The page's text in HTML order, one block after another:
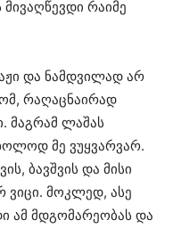
რაიმე
და ნამდვილად არ
რაღაცნაირად
მაგრამ ლაშას
მე ვუყვარვარ.
ბავშვის და მისი
ვიცი. მოკლედ, ასე
ამ მდგომარეობას და